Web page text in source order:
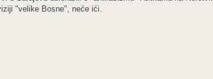
"velike Bosne", neće ići.